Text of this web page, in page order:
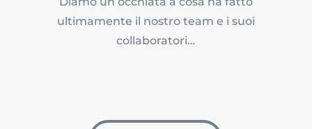
ultimamente il nostro team e i suoi
collaboratori…